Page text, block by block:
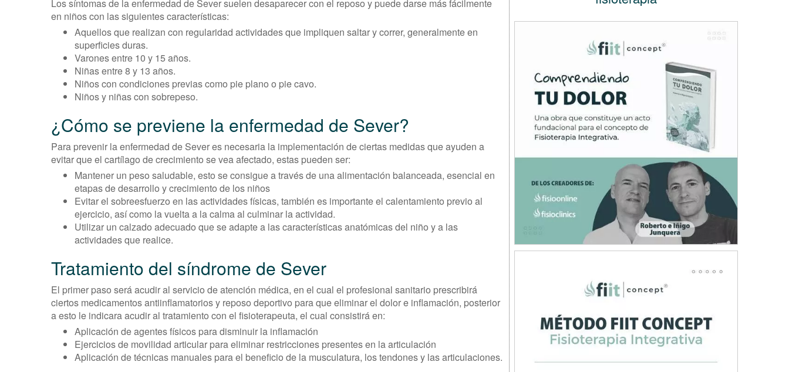
Los síntomas de la enfermedad de Sever suelen desaparecer con el reposo y puede darse más fácilmente
en niños con las siguientes características:
Aquellos que realizan con regularidad actividades que impliquen saltar y correr, generalmente en
superficies duras.
Varones entre 10 y 15 años.
Niñas entre 8 y 13 años.
Niños con condiciones previas como pie plano o pie cavo.
Niños y niñas con sobrepeso.
¿Cómo se previene la enfermedad de Sever?
Para prevenir la enfermedad de Sever es necesaria la implementación de ciertas medidas que ayuden a
evitar que el cartílago de crecimiento se vea afectado, estas pueden ser:
Mantener un peso saludable, esto se consigue a través de una alimentación balanceada, esencial en
etapas de desarrollo y crecimiento de los niños
Evitar el sobreesfuerzo en las actividades físicas, también es importante el calentamiento previo al
ejercicio, así como la vuelta a la calma al culminar la actividad.
Utilizar un calzado adecuado que se adapte a las características anatómicas del niño y a las
actividades que realice.
Tratamiento del síndrome de Sever
El primer paso será acudir al servicio de atención médica, en el cual el profesional sanitario prescribirá
ciertos medicamentos antiinflamatorios y reposo deportivo para que eliminar el dolor e inflamación, posterior
a esto le indicara acudir al tratamiento con el fisioterapeuta, el cual consistirá en:
Aplicación de agentes físicos para disminuir la inflamación
Ejercicios de movilidad articular para eliminar restricciones presentes en la articulación
Aplicación de técnicas manuales para el beneficio de la musculatura, los tendones y las articulaciones.